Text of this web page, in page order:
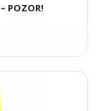
POZOR!